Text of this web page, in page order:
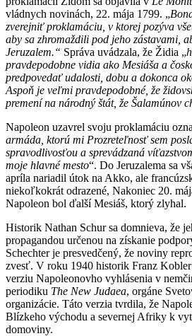
vládnych novinách, 22. mája 1799. „
zverejniť proklamáciu, v ktorej pozýva
aby sa zhromaždili pod jeho zástavami,
Jeruzalem.“ Správa uvádzala, že Židia „
pravdepodobne vidia ako Mesiáša a
predpovedať udalosti, dobu a dokonca
Aspoň je veľmi pravdepodobné, že
premení na národný štát, že Šalamúnov
Napoleon uzavrel svoju proklamáciu
armáda, ktorú mi Prozreteľnosť sem
spravodlivosťou a sprevádzaná
moje hlavné mesto“. Do Jeruzalema sa
apríla nariadil útok na Akko, ale
niekoľkokrát odrazené, Nakoniec 20.
Napoleon bol ďalší Mesiáš, ktorý zlyhal.
Historik Nathan Schur sa domnieva, že
propagandou určenou na získanie
Schechter je presvedčený, že noviny
zvesť. V roku 1940 historik Franz
verziu Napoleonovho vyhlásenia v
periodiku The New Judaea, orgáne
organizácie. Táto verzia tvrdila, že
Blízkeho východu a severnej Afriky k
domoviny.